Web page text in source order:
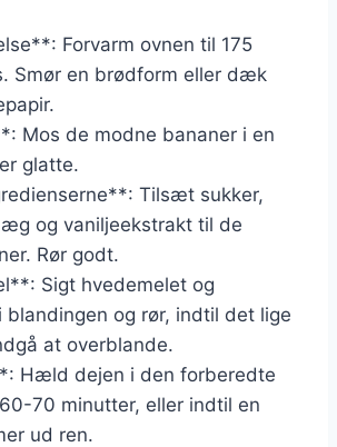
Forvarm ovnen til 175
Smør en brødform eller dæk
Mos de modne bananer i en
glatte.
Tilsæt sukker,
og vaniljeekstrakt til de
Rør godt.
Sigt hvedemelet og
blandingen og rør, indtil det lige
at overblande.
Hæld dejen i den forberedte
70 minutter, eller indtil en
ud ren.